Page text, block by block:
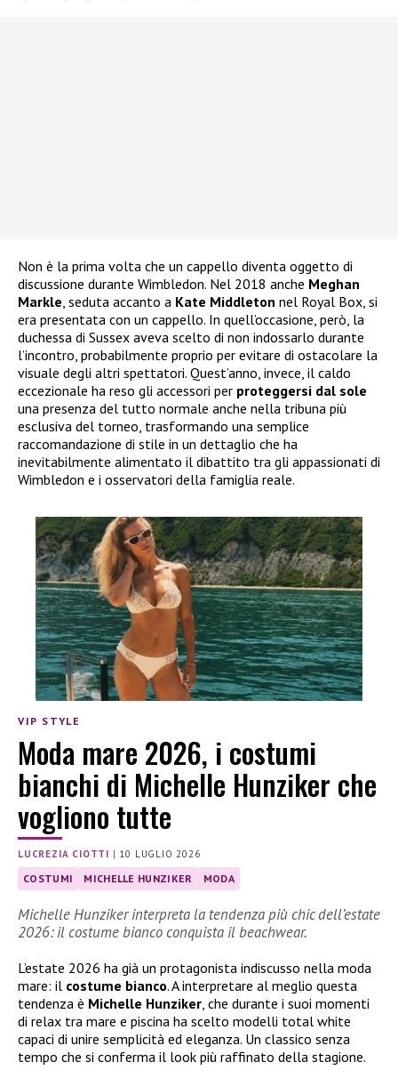
Non è la prima volta che un cappello diventa oggetto di
discussione durante Wimbledon. Nel 2018 anche Meghan
Markle , seduta accanto a Kate Middleton nel Royal Box, si
era presentata con un cappello. In quell’occasione, però, la
duchessa di Sussex aveva scelto di non indossarlo durante
l’incontro, probabilmente proprio per evitare di ostacolare la
visuale degli altri spettatori. Quest’anno, invece, il caldo
eccezionale ha reso gli accessori per proteggersi dal sole
una presenza del tutto normale anche nella tribuna più
esclusiva del torneo, trasformando una semplice
raccomandazione di stile in un dettaglio che ha
inevitabilmente alimentato il dibattito tra gli appassionati di
Wimbledon e i osservatori della famiglia reale.
VIP STYLE
Moda mare 2026, i costumi
bianchi di Michelle Hunziker che
vogliono tutte
LUCREZIA CIOTTI | 10 LUGLIO 2026
COSTUMI MICHELLE HUNZIKER MODA
Michelle Hunziker interpreta la tendenza più chic dell’estate
2026: il costume bianco conquista il beachwear.
L’estate 2026 ha già un protagonista indiscusso nella moda
mare: il costume bianco. A interpretare al meglio questa
tendenza è Michelle Hunziker , che durante i suoi momenti
di relax tra mare e piscina ha scelto modelli total white
capaci di unire semplicità ed eleganza. Un classico senza
tempo che si conferma il look più raffinato della stagione.